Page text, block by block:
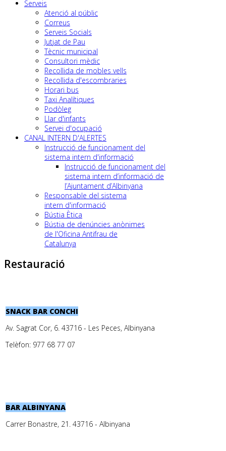
Serveis
Atenció al públic
Correus
Serveis Socials
Jutjat de Pau
Tècnic municipal
Consultori mèdic
Recollida de mobles vells
Recollida d'escombraries
Horari bus
Taxi Analítiques
Podòleg
Llar d'infants
Servei d'ocupació
CANAL INTERN D'ALERTES
Instrucció de funcionament del
sistema intern d'informació
Instrucció de funcionament del
sistema intern d’informació de
l’Ajuntament d’Albinyana
Responsable del sistema
intern d'informació
Bústia Ètica
Bústia de denúncies anònimes
de l'Oficina Antifrau de
Catalunya
Restauració
SNACK BAR CONCHI
Av. Sagrat Cor, 6. 43716 - Les Peces, Albinyana
Telèfon: 977 68 77 07
BAR ALBINYANA
Carrer Bonastre, 21. 43716 - Albinyana